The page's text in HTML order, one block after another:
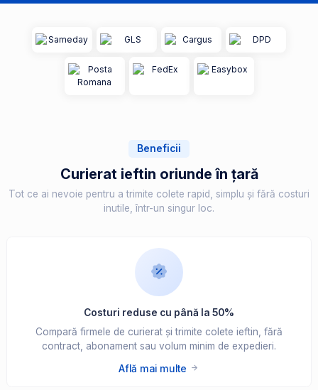
Beneficii
Curierat ieftin oriunde în țară
Tot ce ai nevoie pentru a trimite colete rapid, simplu și fără costuri
inutile, într-un singur loc.
Costuri reduse cu până la 50%
Compară firmele de curierat și trimite colete ieftin, fără
contract, abonament sau volum minim de expedieri.
Află mai multe